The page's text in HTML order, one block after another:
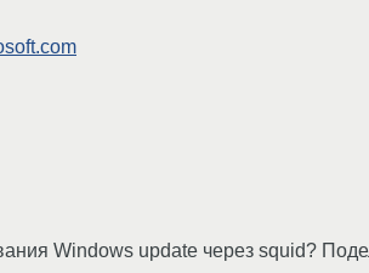
Windows update через squid?